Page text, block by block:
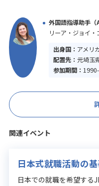
外国語指導助手（
リーア・ジョイ
出身国： アメリカ
配置先：元埼玉
参加期間：
関連イベント
日本式就職活動の
日本での就職を希望する